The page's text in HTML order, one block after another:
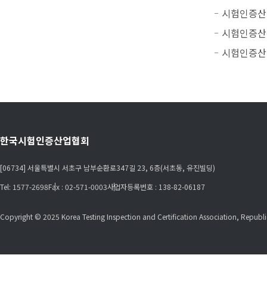
시험인증
시험인증
시험인증
한국시험인증산업협회
[06734] 서울특별시 서초구 남부순환로347길 23, 6층(서초동, 유진빌딩)
Tel: 1577-2698Fax : 02-571-0003사업자등록번호 : 138-82-06187
Copyright © 2025 Korea Testing Inspection and Certification Association,